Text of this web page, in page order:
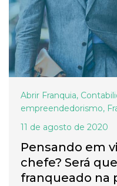
Abrir Franquia,
empreendedorismo,
11 de agosto de 2020
Pensando em
chefe? Será
franqueado na